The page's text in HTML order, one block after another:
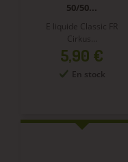
50/50...
E liquide Classic FR
Cirkus...
Prix
5,90 €
En stock